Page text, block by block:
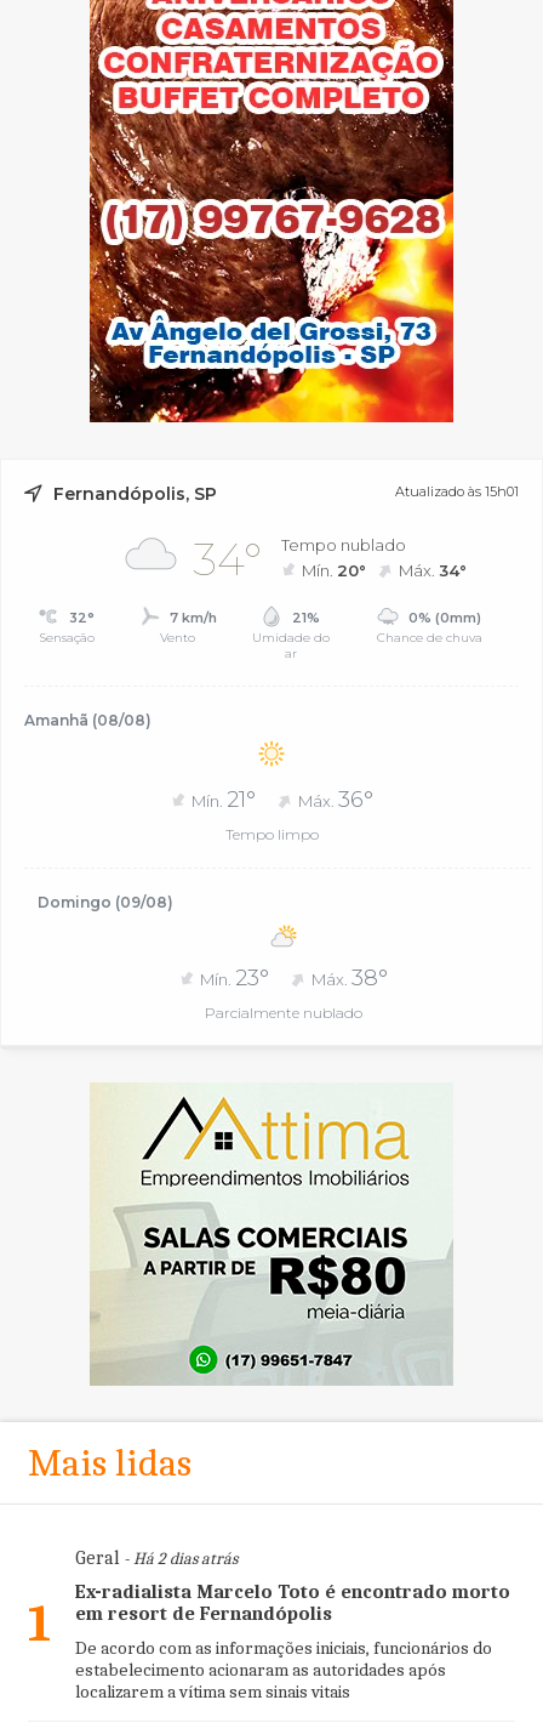
Fernandópolis, SP Atualizado às 15h01
34°
Tempo nublado
Mín. 20° Máx.34°
32°
Sensação
7 km/h
Vento
21%
Umidade do
ar
0% (0mm)
Chance de chuva
Amanhã (08/08)
Mín. 21° Máx. 36°
Tempo limpo
Domingo (09/08)
Mín. 23° Máx.38°
Parcialmente nublado
Mais lidas
1
Geral- Há 2 dias atrás
Ex-radialista Marcelo Toto é encontrado morto
em resort de Fernandópolis
De acordo com as informações iniciais, funcionários do
estabelecimento acionaram as autoridades após
localizarem a vítima sem sinais vitais